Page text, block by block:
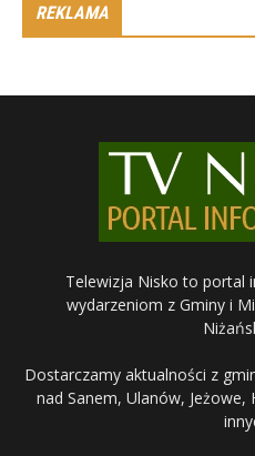
REKLAMA
Telewizja Nisko to portal
wydarzeniom z Gminy i
Dostarczamy aktualności z
nad Sanem, Ulanów, Jeżowe,